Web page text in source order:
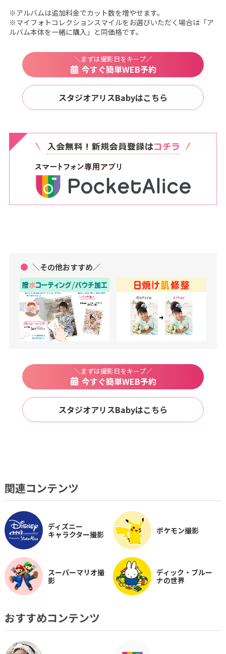
※アルバムは追加料金でカット数を増やせます。
※マイフォトコレクションスマイルをお選びいただく場合は「ア
ルバム本体を一緒に購入」と同価格です。
＼まずは撮影日をキープ／
今すぐ簡単WEB予約
スタジオアリスBabyはこちら
＼その他おすすめ／
＼まずは撮影日をキープ／
今すぐ簡単WEB予約
スタジオアリスBabyはこちら
関連コンテンツ
ディズニー
キャラクター撮影
ポケモン撮影
スーパーマリオ撮
影
ディック・ブルー
ナの世界
おすすめコンテンツ